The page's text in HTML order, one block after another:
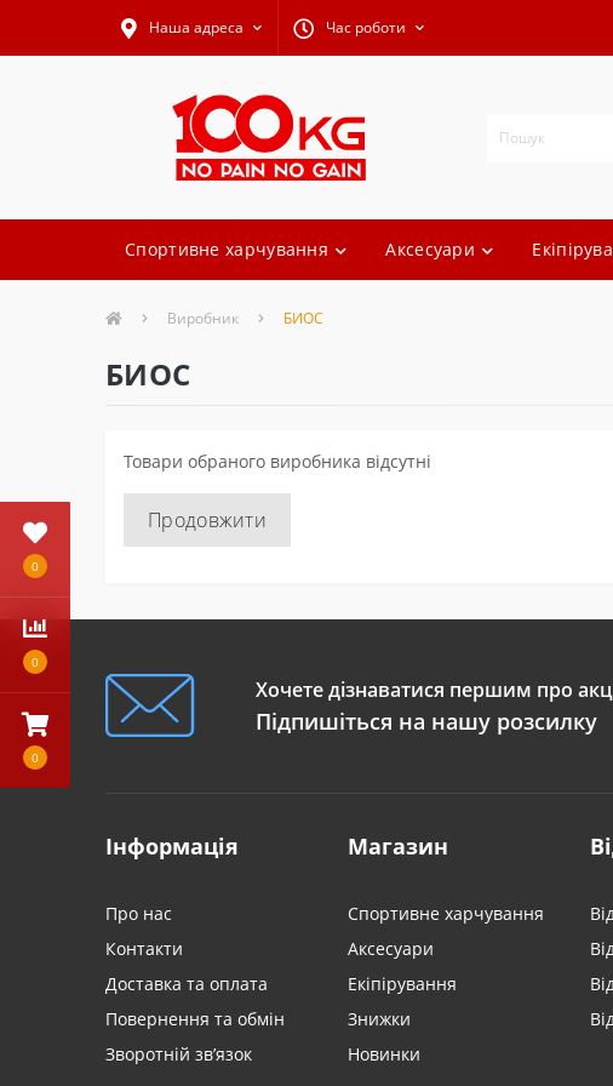
0
0
0
Наша адреса Час роботи
Спортивне харчування Аксесуари
Виробник БИОС
БИОС
Товари обраного виробника відсутні
Продовжити
Хочете дізнаватися першим про
Підпишіться на нашу розсилку
Інформація
Про нас
Контакти
Доставка та оплата
Повернення та обмін
Зворотній зв’язок
Магазин
Спортивне харчування
Аксесуари
Екіпірування
Знижки
Новинки